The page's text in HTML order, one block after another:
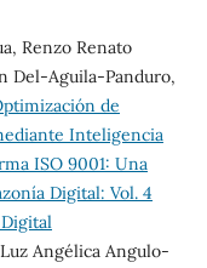
Renzo Renato
Del-Aguila-Panduro,
de
Inteligencia
ISO 9001: Una
Digital: Vol. 4
Angélica Angulo-